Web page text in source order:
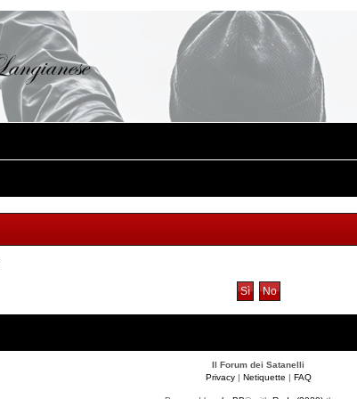
Il Forum dei Satanelli
Privacy| Netiquette | FAQ